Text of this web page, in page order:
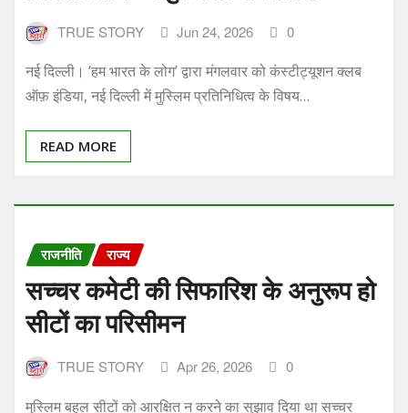
नई दिल्ली। ‘हम भारत के लोग’ द्वारा मंगलवार को कंस्टीट्यूशन क्लब
READ MORE
राजनीति राज्य
सच्चर कमेटी की सिफारिश के अनुरूप हो
सीटों का परिसीमन
TRUE STORY Apr 26, 2026
मुस्लिम बहुल सीटों को आरक्षित न करने का सुझाव दिया था सच्चर